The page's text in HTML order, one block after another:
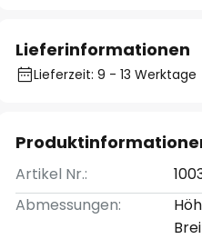
Lieferinformationen
Lieferzeit: 9 - 13 Werktage
Artikel Nr.:
Abmessungen: